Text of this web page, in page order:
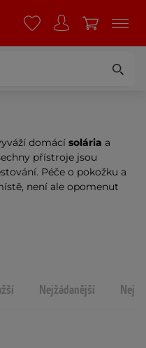
domácí solária a
přístroje jsou
Péče o pokožku a
není ale opomenut
Nejžádanější